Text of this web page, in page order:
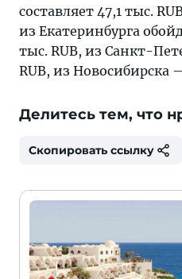
составляет 47,1 тыс.
из Екатеринбурга
тыс. RUB, из Санкт-
RUB, из Новосибирска
Делитесь тем, что
Скопировать ссылку